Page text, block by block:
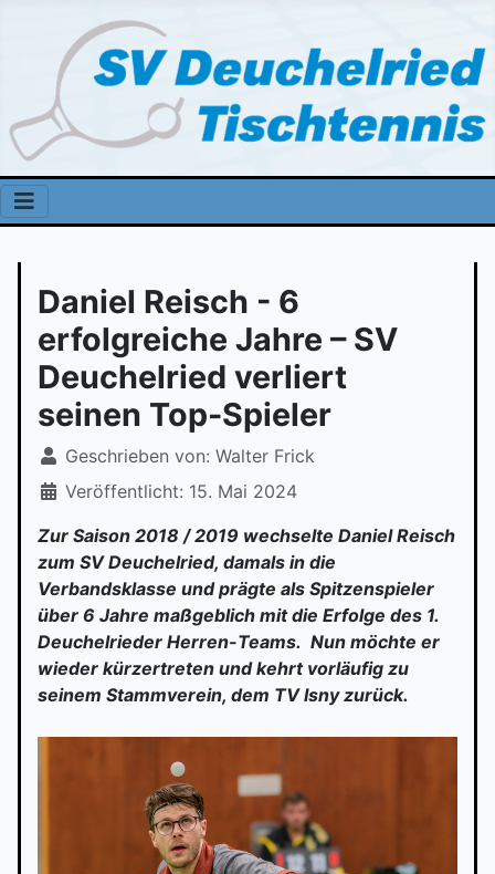
Daniel Reisch - 6
erfolgreiche Jahre – SV
Deuchelried verliert
seinen Top-Spieler
Geschrieben von: Walter Frick
Veröffentlicht: 15. Mai 2024
Zur Saison 2018 / 2019 wechselte Daniel Reisch
zum SV Deuchelried, damals in die
Verbandsklasse und prägte als Spitzenspieler
über 6 Jahre maßgeblich mit die Erfolge des 1.
Deuchelrieder Herren-Teams. Nun möchte er
wieder kürzertreten und kehrt vorläufig zu
seinem Stammverein, dem TV Isny zurück.